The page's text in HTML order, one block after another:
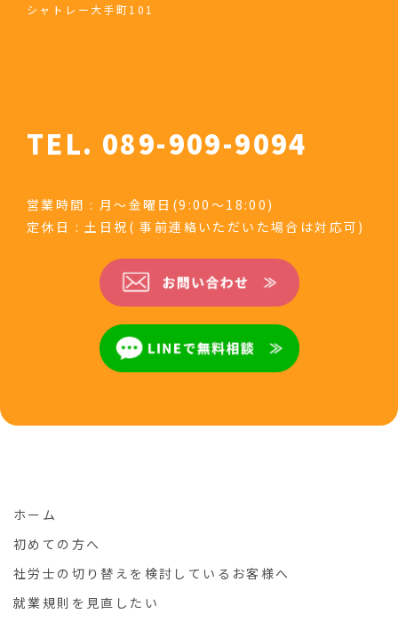
シャトレー大手町101
TEL. 089-909-9094
営業時間 : 月～金曜日(9:00～18:00)
定休日 : 土日祝( 事前連絡いただいた場合は対応可)
ホーム
初めての方へ
社労士の切り替えを検討しているお客様へ
就業規則を見直したい